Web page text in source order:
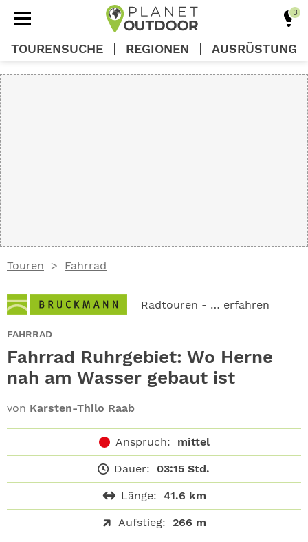
Touren Fahrrad
Radtouren - … erfahren
FAHRRAD
Fahrrad Ruhrgebiet: Wo Herne
nah am Wasser gebaut ist
von Karsten-Thilo Raab
Anspruch: mittel
Dauer: 03:15 Std.
Länge: 41.6 km
Aufstieg: 266 m
TOURENSUCHE REGIONEN AUSRÜSTUNG
ABO
GEWINNEN
NEWSLETTER
SHOP